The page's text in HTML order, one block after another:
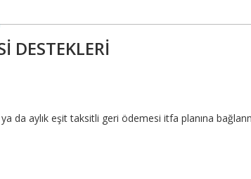
DESTEKLERI
da aylık eşit taksitli geri ödemesi itfa planına